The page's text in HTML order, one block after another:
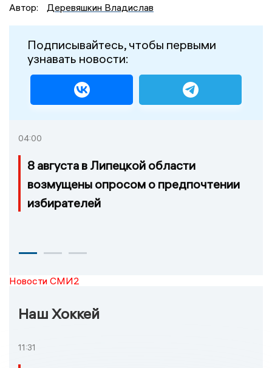
Автор:
Деревяшкин Владислав
Подписывайтесь, чтобы первыми
узнавать новости:
04:00
8 августа в Липецкой области
возмущены опросом о предпочтении
избирателей
Новости СМИ2
Наш Хоккей
11:31